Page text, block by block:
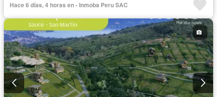
Hace 6 días, 4 horas en - Inmoba Peru SAC